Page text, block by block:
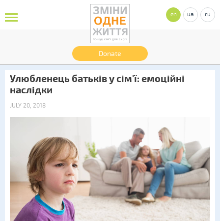
Donate
en ua ru
Улюбленець батьків у сім'ї: емоційні
наслідки
JULY 20, 2018